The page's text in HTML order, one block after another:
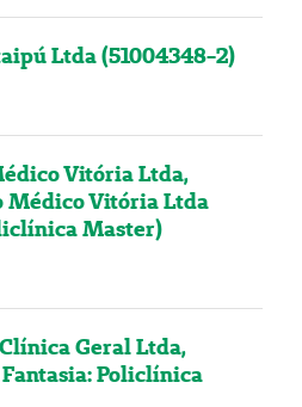
Ltda (51004348-2)
Vitória Ltda,
Médico Vitória Ltda
Master)
Geral Ltda,
Policlínica